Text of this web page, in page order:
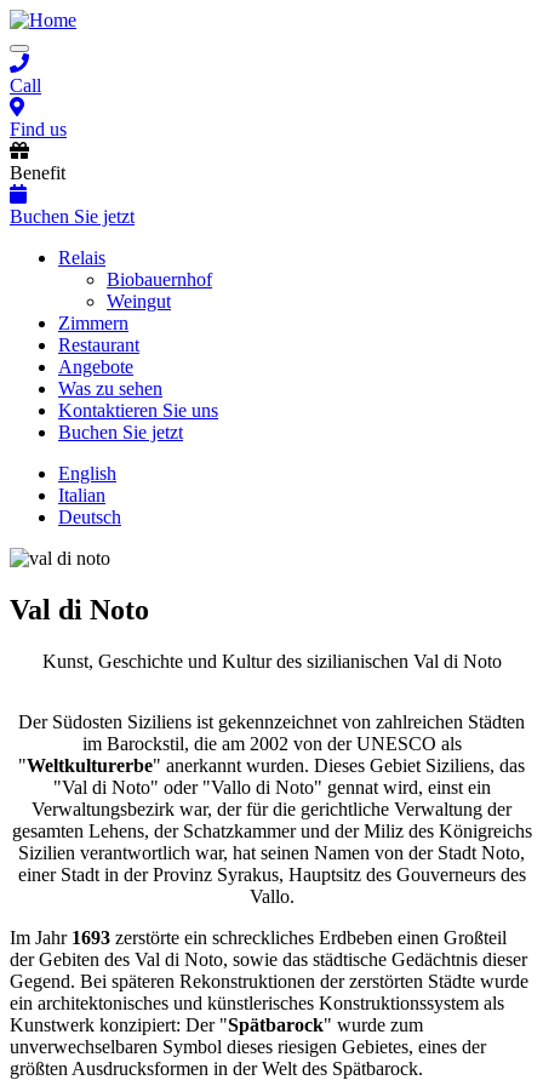
Skip
to
main
content
Toggle
navigation
Call
Find us
Benefit
Buchen Sie jetzt
Main
navigation
Relais
Biobauernhof
Weingut
Zimmern
Restaurant
Angebote
Was zu sehen
Kontaktieren Sie uns
Buchen Sie jetzt
English
Italian
Deutsch
Val di Noto
Kunst, Geschichte und Kultur des sizilianischen Val di Noto
Der Südosten Siziliens ist gekennzeichnet von zahlreichen Städten
im Barockstil, die am 2002 von der UNESCO als
"Weltkulturerbe" anerkannt wurden. Dieses Gebiet Siziliens, das
"Val di Noto" oder "Vallo di Noto" gennat wird, einst ein
Verwaltungsbezirk war, der für die gerichtliche Verwaltung der
gesamten Lehens, der Schatzkammer und der Miliz des Königreichs
Sizilien verantwortlich war, hat seinen Namen von der Stadt Noto,
einer Stadt in der Provinz Syrakus, Hauptsitz des Gouverneurs des
Vallo.
Im Jahr 1693 zerstörte ein schreckliches Erdbeben einen Großteil
der Gebiten des Val di Noto, sowie das städtische Gedächtnis dieser
Gegend. Bei späteren Rekonstruktionen der zerstörten Städte wurde
ein architektonisches und künstlerisches Konstruktionssystem als
Kunstwerk konzipiert: Der "Spätbarock" wurde zum
unverwechselbaren Symbol dieses riesigen Gebietes, eines der
größten Ausdrucksformen in der Welt des Spätbarock.